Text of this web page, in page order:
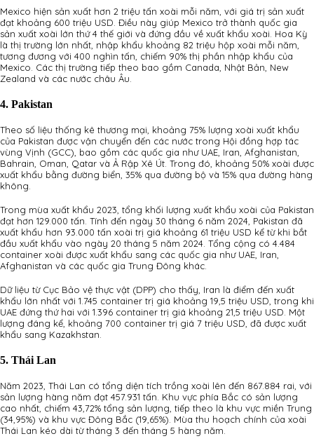
Mexico hiện sản xuất hơn 2 triệu tấn xoài mỗi năm, với giá trị sản xuất
đạt khoảng 600 triệu USD. Điều này giúp Mexico trở thành quốc gia
sản xuất xoài lớn thứ 4 thế giới và đứng đầu về xuất khẩu xoài. Hoa Kỳ
là thị trường lớn nhất, nhập khẩu khoảng 82 triệu hộp xoài mỗi năm,
tương đương với 400 nghìn tấn, chiếm 90% thị phần nhập khẩu của
Mexico. Các thị trường tiếp theo bao gồm Canada, Nhật Bản, New
Zealand và các nước châu Âu.
4. Pakistan
Theo số liệu thống kê thương mại, khoảng 75% lượng xoài xuất khẩu
của Pakistan được vận chuyển đến các nước trong Hội đồng hợp tác
vùng Vịnh (GCC), bao gồm các quốc gia như UAE, Iran, Afghanistan,
Bahrain, Oman, Qatar và Ả Rập Xê Út. Trong đó, khoảng 50% xoài được
xuất khẩu bằng đường biển, 35% qua đường bộ và 15% qua đường hàng
không.
Trong mùa xuất khẩu 2023, tổng khối lượng xuất khẩu xoài của Pakistan
đạt hơn 129.000 tấn. Tính đến ngày 30 tháng 6 năm 2024, Pakistan đã
xuất khẩu hơn 93.000 tấn xoài trị giá khoảng 61 triệu USD kể từ khi bắt
đầu xuất khẩu vào ngày 20 tháng 5 năm 2024. Tổng cộng có 4.484
container xoài được xuất khẩu sang các quốc gia như UAE, Iran,
Afghanistan và các quốc gia Trung Đông khác.
Dữ liệu từ Cục Bảo vệ thực vật (DPP) cho thấy, Iran là điểm đến xuất
khẩu lớn nhất với 1.745 container trị giá khoảng 19,5 triệu USD, trong khi
UAE đứng thứ hai với 1.396 container trị giá khoảng 21,5 triệu USD. Một
lượng đáng kể, khoảng 700 container trị giá 7 triệu USD, đã được xuất
khẩu sang Kazakhstan.
5. Thái Lan
Năm 2023, Thái Lan có tổng diện tích trồng xoài lên đến 867.884 rai, với
sản lượng hàng năm đạt 457.931 tấn. Khu vực phía Bắc có sản lượng
cao nhất, chiếm 43,72% tổng sản lượng, tiếp theo là khu vực miền Trung
(34,95%) và khu vực Đông Bắc (19,65%). Mùa thu hoạch chính của xoài
Thái Lan kéo dài từ tháng 3 đến tháng 5 hàng năm.